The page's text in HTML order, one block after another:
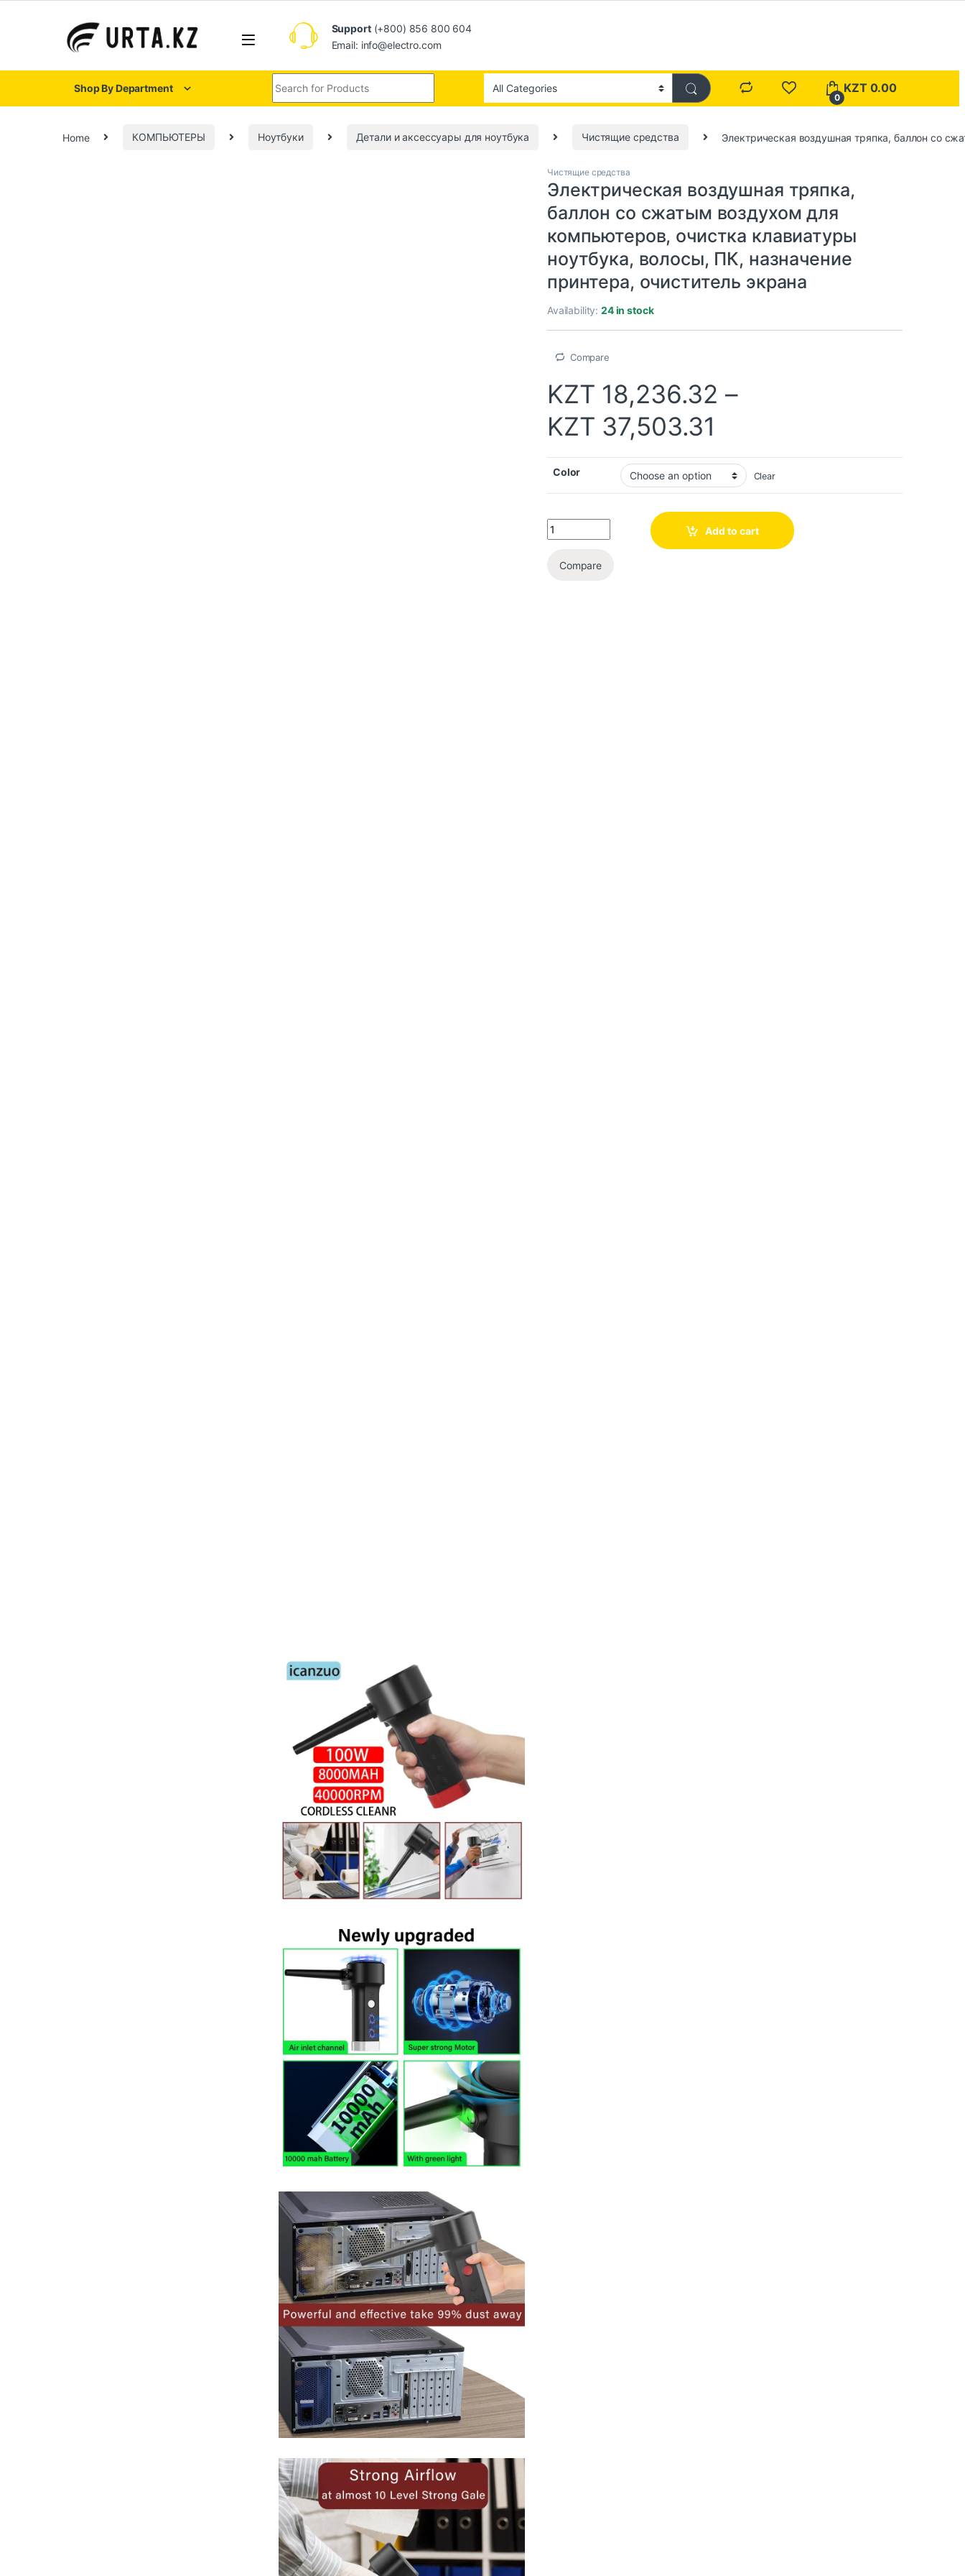
Support(+800) 856 800 604
Email: info@electro.com
Shop By Department
0
KZT 0.00
Home КОМПЬЮТЕРЫ Ноутбуки Детали и аксессуары для ноутбука Чистящие средства Электрическая воздушная тряпка, баллон со
Чистящие средства
Электрическая воздушная тряпка,
баллон со сжатым воздухом для
компьютеров, очистка клавиатуры
ноутбука, волосы, ПК, назначение
принтера, очиститель экрана
Availability:24 in stock
Compare
KZT 18,236.32 –
KZT 37,503.31
Color Clear
Add to cart
Compare